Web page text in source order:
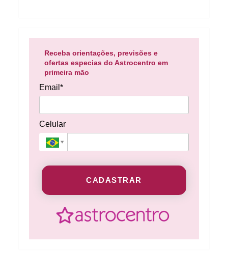
Receba orientações, previsões e
ofertas especias do Astrocentro em
primeira mão
Email*
Celular
CADASTRAR